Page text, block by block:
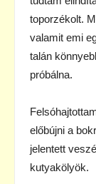
toporzékolt.
valamit emi
talán
próbálna.
előbújni a
jelentett
kutyakölyök.